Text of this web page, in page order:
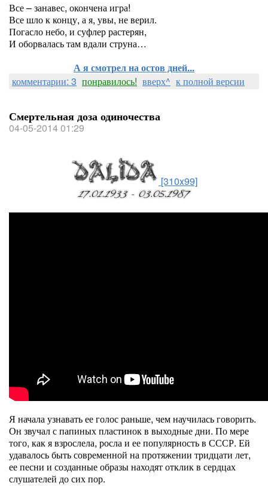
Все – занавес, окончена игра!
Все шло к концу, а я, увы, не верил.
Погасло небо, и суфлер растерян,
И оборвалась там вдали струна…
А я смотрел на остов дней...
комментарии: 3 понравилось! вверх^ к полной версии
Смертельная доза одиночества
04-05-2014 01:29
[310x99]
Я начала узнавать ее голос раньше, чем научилась говорить.
Он звучал с папиных пластинок в выходные дни. По мере
того, как я взрослела, росла и ее популярность в СССР. Ей
удавалось быть современной на протяжении тридцати лет,
ее песни и созданные образы находят отклик в сердцах
слушателей до сих пор.